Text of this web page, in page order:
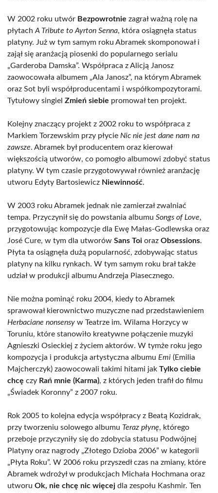
W 2002 roku utwór Bezpowrotnie zagrał ważną rolę na
płytach A Tribute to Ayrton Senna, która osiągnęła status
platyny. Już w tym samym roku Abramek skomponował i
zajął się aranżacją piosenki do popularnego serialu
„Garderoba Damska”. Współpraca z Alicją Janosz
zaowocowała albumem „Ala Janosz”, na którym Abramek
oraz Sot byli współproducentami i współkompozytorami.
Tytułowy singiel Zmień siebie promował ten projekt.
Kolejny znaczący projekt z 2002 roku to współpraca z
Markiem Torzewskim przy płycie Nic nie jest dane nam na
zawsze. Abramek był producentem oraz kierował
większością utworów, co pomogło albumowi zdobyć status
platyny. W tym czasie przygotowywał również aranżację
utworu Edyty Bartosiewicz Niewinność.
W 2003 roku Abramek jednak nie zamierzał zwalniać
tempa. Przyczynił się do powstania albumu Songs of Love,
przygotowując kompozycje dla Ewę Małas-Godlewska oraz
José Cure, w tym dla utworów Sans Toi oraz Obsessions.
Płyta ta osiągnęła dużą popularność, zdobywając status
platyny na kilku rynkach. W tym samym roku brał także
udział w produkcji albumu Andrzeja Piasecznego.
Nie można pominąć roku 2004, kiedy to Abramek
sprawował kierownictwo muzyczne nad przedstawieniem
Herbaciane nonsensy w Teatrze im. Wilama Horzycy w
Toruniu, które stanowiło kreatywne połączenie muzyki
Agnieszki Osieckiej z życiem aktorów. W tymże roku jego
kompozycja i produkcja artystyczna albumu Emi (Emilia
Majcherczyk) zaowocowali takimi hitami jak Tylko ciebie
chcę czy Rań mnie (Karma), z których jeden trafił do filmu
„Świadek Koronny” z 2007 roku.
Rok 2005 to kolejna edycja współpracy z Beatą Kozidrak,
przy tworzeniu solowego albumu Teraz płynę, którego
przeboje przyczyniły się do zdobycia statusu Podwójnej
Platyny oraz nagrody „Złotego Dzioba 2006” w kategorii
„Płyta Roku”. W 2006 roku przyszedł czas na zmiany, które
Abramek wdrożył w produkcjach Michała Hochmana oraz
utworu Ok, nie chcę nic więcej dla zespołu Kashmir. Ten